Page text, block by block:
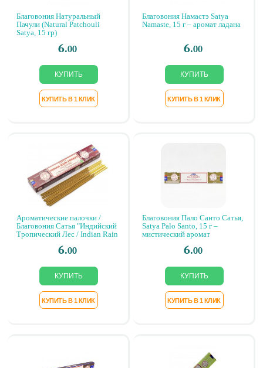
Благовония Натуральный
Пачули (Natural Patchouli
Satya, 15 гр)
6.00
Благовония Намастэ Satya
Namaste, 15 г – аромат ладана
6.00
Ароматические палочки /
Благовония Сатья "Индийский
Тропический Лес / Indian Rain
6.00
Благовония Пало Санто Сатья,
Satya Palo Santo, 15 г –
мистический аромат
6.00